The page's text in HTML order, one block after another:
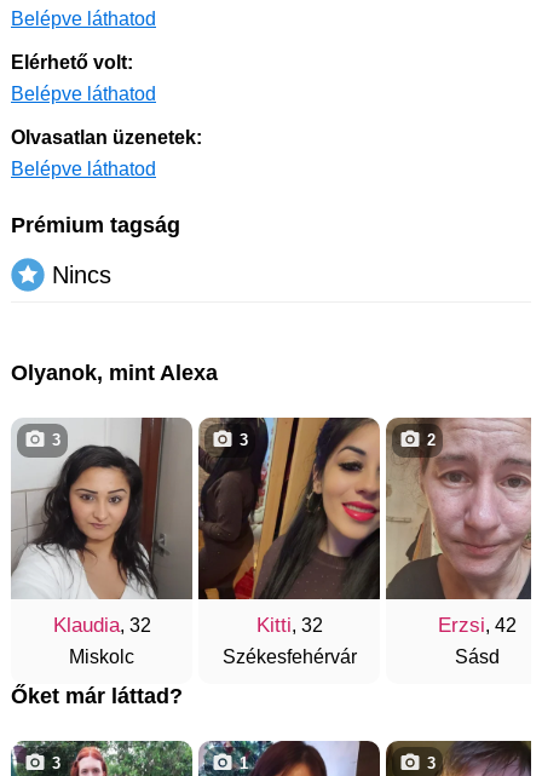
Belépve láthatod
Elérhető volt:
Belépve láthatod
Olvasatlan üzenetek:
Belépve láthatod
Prémium tagság
Nincs
Olyanok, mint Alexa
Klaudia, 32
Miskolc
3
Kitti, 32
Székesfehérvár
3
Erzsi, 42
Sásd
2
Őket már láttad?
3 1 3